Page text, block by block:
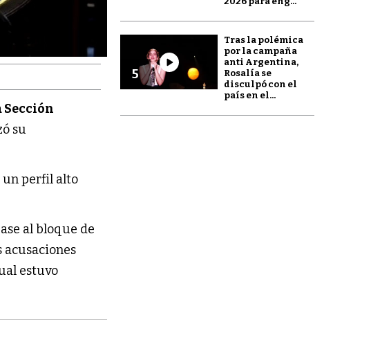
Sección
su
un perfil alto
al bloque de
acusaciones
estuvo
5
Tras la polémica
por la campaña
anti Argentina,
Rosalía se
disculpó con el
país en el...